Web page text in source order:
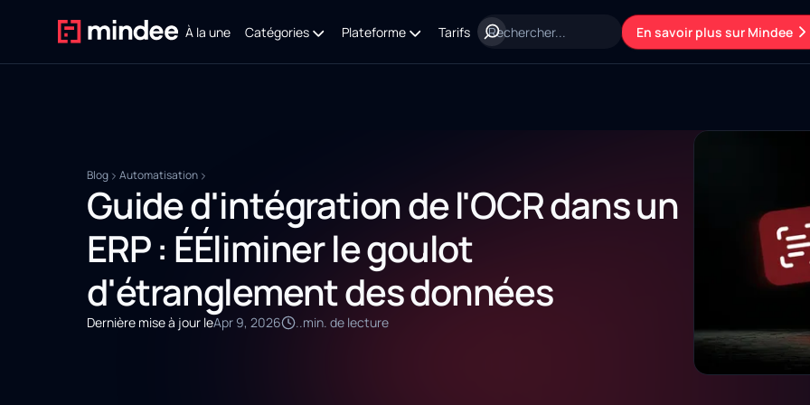
À la une Catégories Plateforme Tarifs En savoir plus sur Mindee
Blog Automatisation
Guide d'intégration de l'OCR dans un
ERP : ÉÉliminer le goulot
d'étranglement des données
Dernière mise à jour leApr 9, 2026 ..min. de lecture